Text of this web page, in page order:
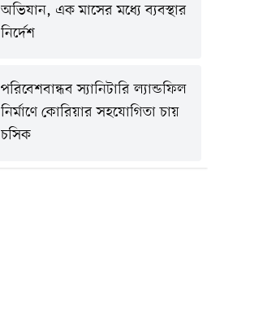
অভিযান, এক মাসের মধ্যে ব্যবস্থার
নির্দেশ
পরিবেশবান্ধব স্যানিটারি ল্যান্ডফিল
নির্মাণে কোরিয়ার সহযোগিতা চায়
চসিক